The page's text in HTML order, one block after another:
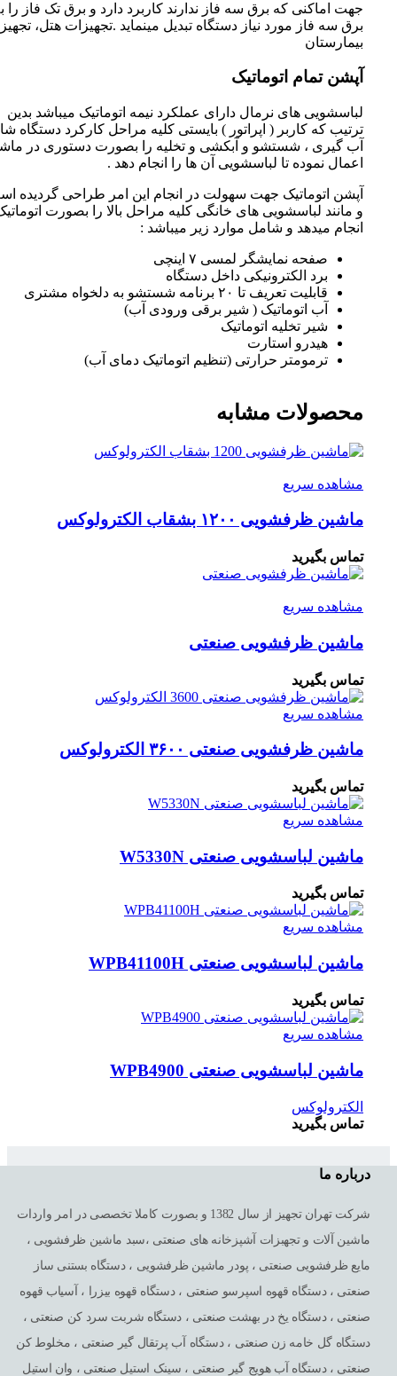
جهت اماکنی که برق سه فاز ندارند کاربرد دارد و برق تک فاز را
برق سه فاز مورد نیاز دستگاه تبدیل مینماید .تجهیزات هتل،
بیمارستان
آپشن تمام اتوماتیک
لباسشویی های نرمال دارای عملکرد نیمه اتوماتیک میباشد بدین
ترتیب که کاربر ( اپراتور ) بایستی کلیه مراحل کارکرد دستگاه
آب گیری ، شستشو و آبکشی و تخلیه را بصورت دستوری در
اعمال نموده تا لباسشویی آن ها را انجام دهد .
آپشن اتوماتیک جهت سهولت در انجام این امر طراحی گردیده
و مانند لباسشویی های خانگی کلیه مراحل بالا را بصورت
انجام میدهد و شامل موارد زیر میباشد :
صفحه نمایشگر لمسی ۷ اینچی
برد الکترونیکی داخل دستگاه
قابلیت تعریف تا ۲۰ برنامه شستشو به دلخواه مشتری
آب اتوماتیک ( شیر برقی ورودی آب)
شیر تخلیه اتوماتیک
هیدرو استارت
ترمومتر حرارتی (تنظیم اتوماتیک دمای آب)
محصولات مشابه
مشاهده سریع
ماشین ظرفشویی ۱۲۰۰ بشقاب الکترولوکس
تماس بگیرید
مشاهده سریع
ماشین ظرفشویی صنعتی
تماس بگیرید
مشاهده سریع
ماشین ظرفشویی صنعتی ۳۶۰۰ الکترولوکس
تماس بگیرید
مشاهده سریع
ماشین لباسشویی صنعتی W5330N
تماس بگیرید
مشاهده سریع
ماشین لباسشویی صنعتی WPB41100H
تماس بگیرید
مشاهده سریع
ماشین لباسشویی صنعتی WPB4900
الکترولوکس
تماس بگیرید
درباره ما
شرکت تهران تجهیز از سال 1382 و بصورت کاملا تخصصی در امر واردات
ماشین آلات و تجهبزات آشپزخانه های صنعتی ،سبد ماشین ظرفشویی ،
مایع ظرفشویی صنعتی ، پودر ماشین ظرفشویی ، دستگاه بستنی ساز
صنعتی ، دستگاه قهوه اسپرسو صنعتی ، دستگاه قهوه بیزرا ، آسیاب قهوه
صنعتی ، دستگاه یخ در بهشت صنعتی ، دستگاه شربت سرد کن صنعتی ،
دستگاه گل خامه زن صنعتی ، دستگاه آب پرتقال گیر صنعتی ، مخلوط کن
صنعتی ، دستگاه آب هویج گیر صنعتی ، سینک استیل صنعتی ، وان استیل